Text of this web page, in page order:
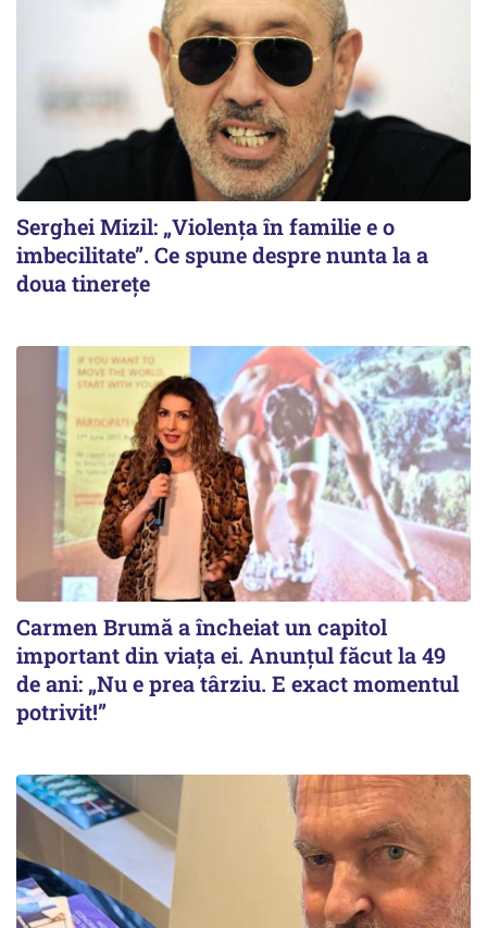
Serghei Mizil: „Violența în familie e o
imbecilitate”. Ce spune despre nunta la a
doua tinerețe
Carmen Brumă a încheiat un capitol
important din viața ei. Anunțul făcut la 49
de ani: „Nu e prea târziu. E exact momentul
potrivit!”